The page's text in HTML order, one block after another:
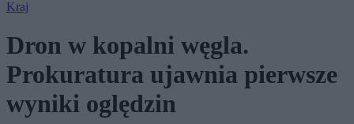
Kraj
Dron w kopalni węgla.
Prokuratura ujawnia pierwsze
wyniki oględzin